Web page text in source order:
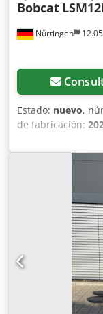
Nürtingen
Bobcat
Estado: nuevo,
de fabricación:
mm, centro de
S Rmefx Apvjf
Especificaciones